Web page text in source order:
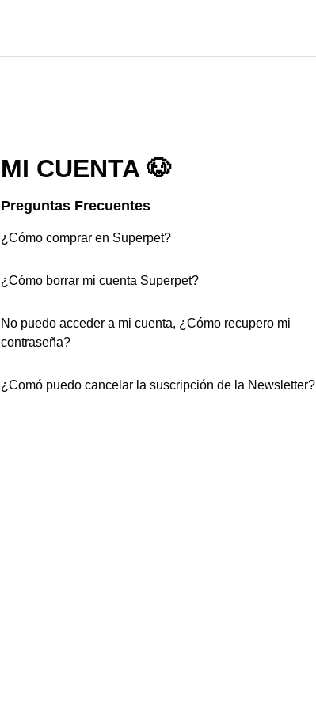
MI CUENTA 🐶
Preguntas Frecuentes
¿Cómo comprar en Superpet?
¿Cómo borrar mi cuenta Superpet?
No puedo acceder a mi cuenta, ¿Cómo recupero mi
contraseña?
¿Comó puedo cancelar la suscripción de la Newsletter?